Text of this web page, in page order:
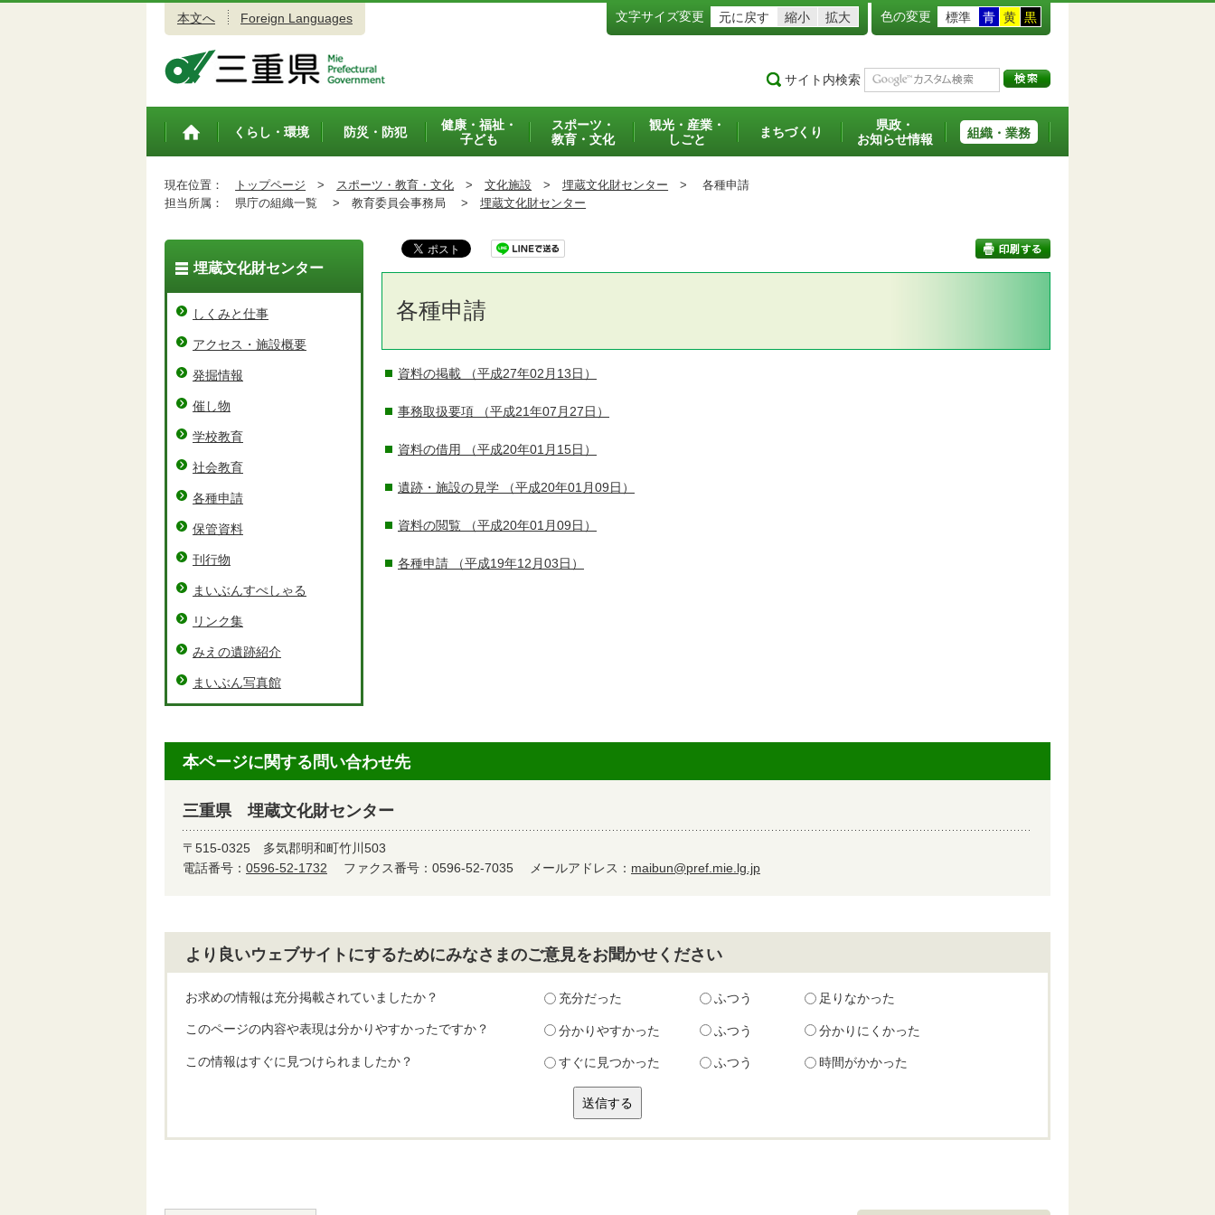
本文へ Foreign Languages 文字サイズ変更 元に戻す 縮小 拡大 色の変更 標準 青 黄 黒
サイト内検索
トップペ
くらし・環境 防災・防犯
健康・福祉・
子ども
スポーツ・
教育・文化
観光・産業・
しごと
まちづくり
県政・
お知らせ情報
組織・業務
現在位置： トップページ > スポーツ・教育・文化 > 文化施設 > 埋蔵文化財センター > 各種申請
担当所属：
県庁の組織一覧 > 教育委員会事務局 > 埋蔵文化財センター
各種申請
資料の掲載 （平成27年02月13日）
事務取扱要項 （平成21年07月27日）
資料の借用 （平成20年01月15日）
遺跡・施設の見学 （平成20年01月09日）
資料の閲覧 （平成20年01月09日）
各種申請 （平成19年12月03日）
埋蔵文化財センター
しくみと仕事
アクセス・施設概要
発掘情報
催し物
学校教育
社会教育
各種申請
保管資料
刊行物
まいぶんすぺしゃる
リンク集
みえの遺跡紹介
まいぶん写真館
本ページに関する問い合わせ先
三重県 埋蔵文化財センター
〒515-0325 多気郡明和町竹川503
電話番号： 0596-52-1732 ファクス番号：0596-52-7035 メールアドレス： maibun@pref.mie.lg.jp
より良いウェブサイトにするためにみなさまのご意見をお聞かせください
お求めの情報は充分掲載されていましたか？ 充分だった ふつう 足りなかった
このページの内容や表現は分かりやすかったですか？ 分かりやすかった ふつう 分かりにくかった
この情報はすぐに見つけられましたか？ すぐに見つかった ふつう 時間がかかった